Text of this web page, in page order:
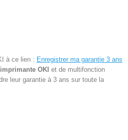
à ce lien : Enregistrer ma garantie 3 ans
imprimante OKI et de multifonction
leur garantie à 3 ans sur toute la